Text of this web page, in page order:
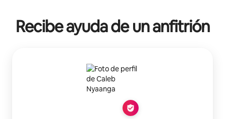
Recibe ayuda de un anfitrión